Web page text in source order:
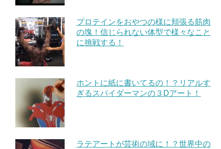
プロテインをおやつの様に頬張る筋肉
の塊！信じられない体型で様々なこと
に挑戦する！
ホントに紙に書いてるの！？リアルす
ぎるスパイダーマンの３Dアート！
ラテアートが芸術の域に！？世界中の